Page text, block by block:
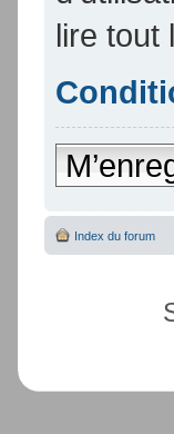
lire tout
Index du forum